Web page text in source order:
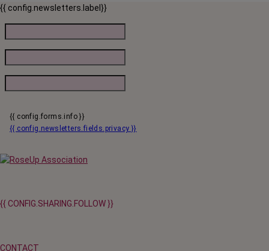
{{ config.newsletters.label}}
{{ config.forms.info }}
{{ config.newsletters.fields.privacy }}
{{ CONFIG.SHARING.FOLLOW }}
CONTACT